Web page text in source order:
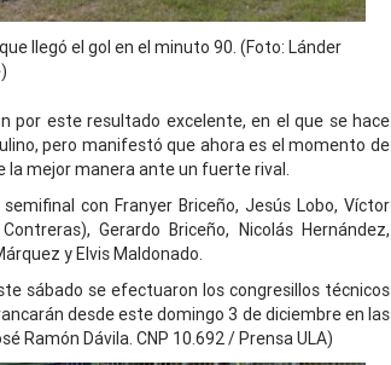
llegó el gol en el minuto 90. (Foto: Lánder
por este resultado excelente, en el que se hace
pero manifestó que ahora es el momento de
la mejor manera ante un fuerte rival.
con Franyer Briceño, Jesús Lobo, Víctor
Gerardo Briceño, Nicolás Hernández,
y Elvis Maldonado.
sábado se efectuaron los congresillos técnicos
desde este domingo 3 de diciembre en las
Ramón Dávila. CNP 10.692 / Prensa ULA)